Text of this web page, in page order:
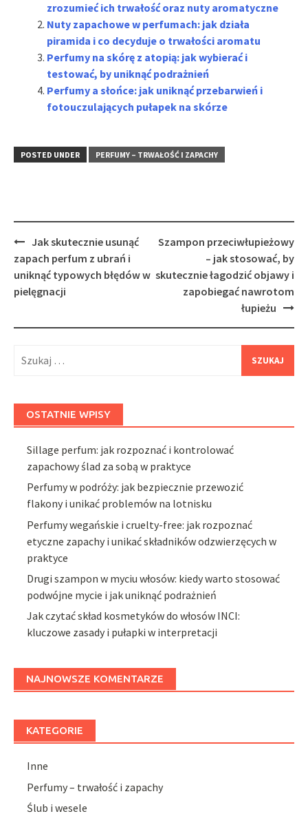
zrozumieć ich trwałość oraz nuty aromatyczne
Nuty zapachowe w perfumach: jak działa
piramida i co decyduje o trwałości aromatu
Perfumy na skórę z atopią: jak wybierać i
testować, by uniknąć podrażnień
Perfumy a słońce: jak uniknąć przebarwień i
fotouczulających pułapek na skórze
POSTED UNDER PERFUMY – TRWAŁOŚĆ I ZAPACHY
Post
navigation
Jak skutecznie usunąć
zapach perfum z ubrań i
uniknąć typowych błędów w
pielęgnacji
Szampon przeciwłupieżowy
– jak stosować, by
skutecznie łagodzić objawy i
zapobiegać nawrotom
łupieżu
OSTATNIE WPISY
Sillage perfum: jak rozpoznać i kontrolować
zapachowy ślad za sobą w praktyce
Perfumy w podróży: jak bezpiecznie przewozić
flakony i unikać problemów na lotnisku
Perfumy wegańskie i cruelty-free: jak rozpoznać
etyczne zapachy i unikać składników odzwierzęcych w
praktyce
Drugi szampon w myciu włosów: kiedy warto stosować
podwójne mycie i jak uniknąć podrażnień
Jak czytać skład kosmetyków do włosów INCI:
kluczowe zasady i pułapki w interpretacji
NAJNOWSZE KOMENTARZE
KATEGORIE
Inne
Perfumy – trwałość i zapachy
Ślub i wesele